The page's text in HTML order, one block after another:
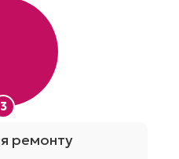
3
ремонту